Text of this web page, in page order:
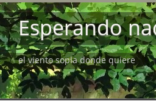
Esperando
el viento sopla donde quiere